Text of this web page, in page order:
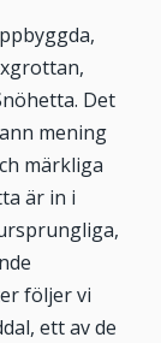
Det
mening
märkliga
är in i
följer vi
ett av de